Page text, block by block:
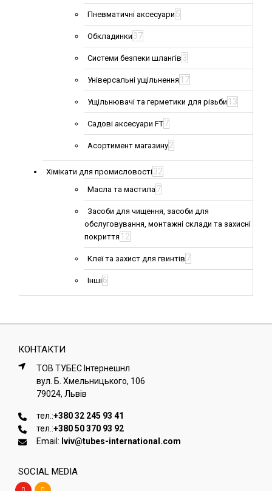
Пневматичні аксесуари 5
Обкладинки 37
Системи безпеки шлангів 3
Універсальні ущільнення 17
Ущільнювачі та герметики для різьби 13
Садові аксесуари FT7
Асортимент магазину2
Хімікати для промисловості32
Масла та мастила7
Засоби для чищення, засоби для
обслуговування, монтажні склади та захисні
покриття 12
Клеї та захист для гвинтів 7
Інші6
КОНТАКТИ
ТОВ ТУБЕС Iнтернешнл
вул. Б. Хмельницького, 106
79024, Львiв
тел.:+380 32 245 93 41
тел.:+380 50 370 93 92
Email: lviv@tubes-international.com
SOCIAL MEDIA